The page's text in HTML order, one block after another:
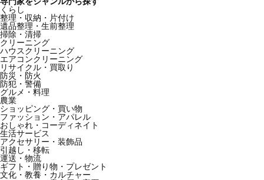
くらし
整理・収納・片付け
遺品整理・生前整理
掃除・清掃
クリーニング
ハウスクリーニング
エアコンクリーニング
リサイクル・買取り
防災・防火
防犯・警備
グルメ・料理
農業
ショッピング・買い物
ファッション・アパレル
おしゃれ・コーディネイト
生活サービス
アクセサリー・装飾品
引越し・移転
運送・物流
ギフト・贈り物・プレゼント
文化・教養・カルチャー